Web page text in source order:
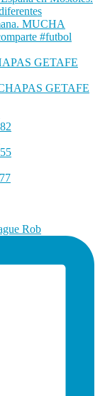
GETAFE
Rob